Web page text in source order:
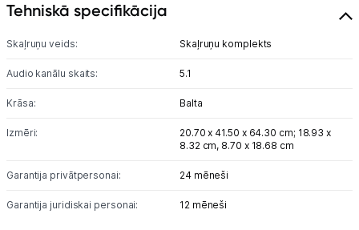
Vinila plašu atskaņotāji
Telefoni, planšetdatori
Viedierīces
Sadzīves tehnika
Tehniskā specifikācija
Skaļruņu veids: Skaļruņu komplekts
Audio kanālu skaits: 5.1
Krāsa: Balta
Izmēri:
20.70 x 41.50 x 64.30 cm; 18.93 x
8.32 cm, 8.70 x 18.68 cm
Garantija privātpersonai: 24 mēneši
Garantija juridiskai personai: 12 mēneši